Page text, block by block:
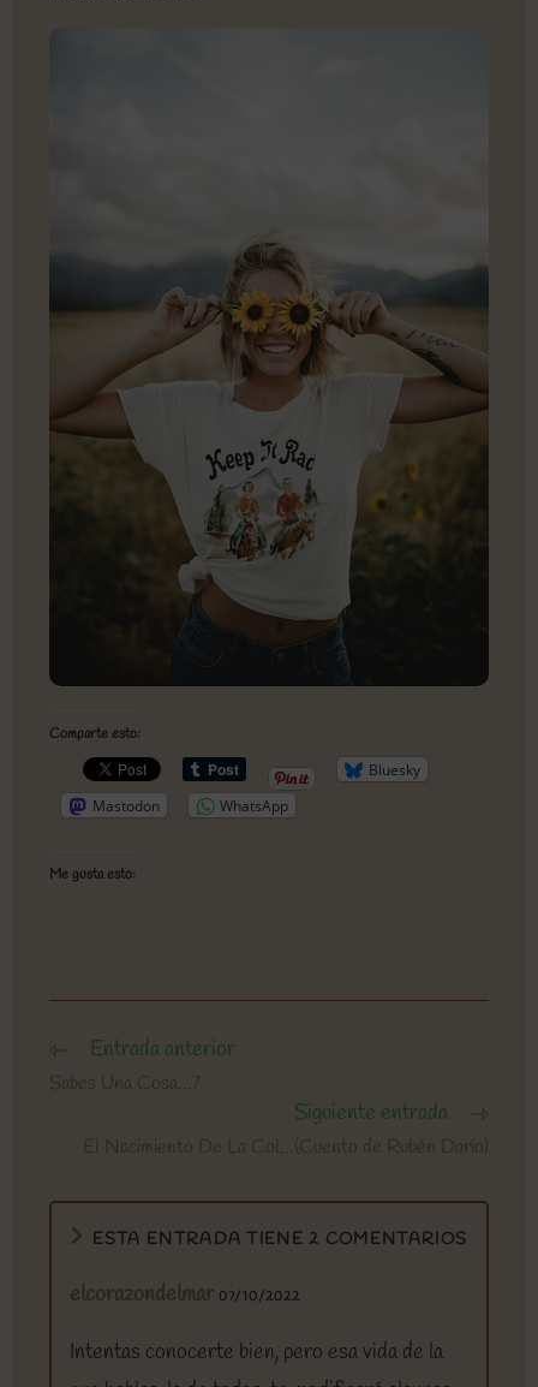
Comparte esto:
Bluesky
Mastodon
WhatsApp
Me gusta esto:
Leer
más
artículos
Entrada anterior
Sabes Una Cosa…?
Siguiente entrada
El Nacimiento De La Col…(Cuento de Rubén Darío)
ESTA ENTRADA TIENE 2 COMENTARIOS
elcorazondelmar 07/10/2022
Intentas conocerte bien, pero esa vida de la